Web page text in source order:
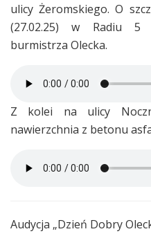
ulicy Żeromskiego. O
(27.02.25) w Radiu 5
burmistrza Olecka.
Z kolei na ulicy
nawierzchnia z betonu
Audycja „Dzień Dobry